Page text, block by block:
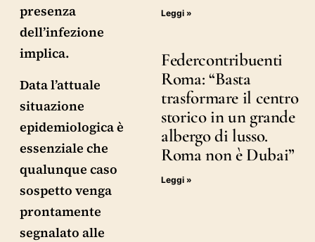
presenza
dell’infezione
implica.
Data l’attuale
situazione
epidemiologica è
essenziale che
qualunque caso
sospetto venga
prontamente
segnalato alle
Leggi »
Federcontribuenti
Roma: “Basta
trasformare il centro
storico in un grande
albergo di lusso.
Roma non è Dubai”
Leggi »